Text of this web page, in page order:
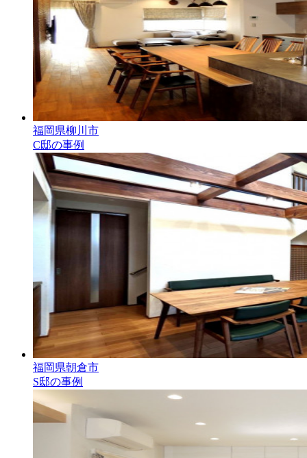
福岡県柳川市
C邸の事例
福岡県朝倉市
S邸の事例